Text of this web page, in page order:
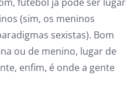
(sim, os meninos
sexistas). Bom
ou de menino, lugar de
enfim, é onde a gente